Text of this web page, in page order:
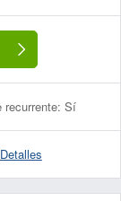
recurrente: Sí
Detalles